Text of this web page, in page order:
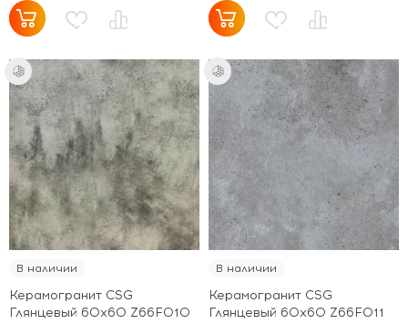
В наличии
Керамогранит CSG
Глянцевый 60x60 Z66F010
В наличии
Керамогранит CSG
Глянцевый 60x60 Z66F011